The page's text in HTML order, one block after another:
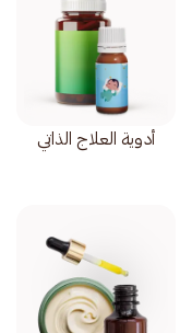
أدوية العلاج الذاتي